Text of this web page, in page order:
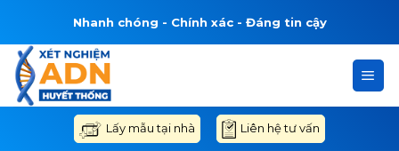
nội
dung
Nhanh chóng - Chính xác - Đáng tin cậy
Lấy mẫu tại nhà Liên hệ tư vấn